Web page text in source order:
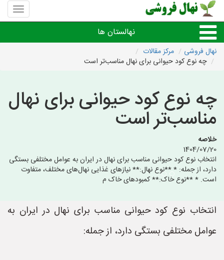
منوی
سایت
فروشی
نهالستان ها
نهال های مثمر،میوه
نهال های زینتی،غیرمثمر
نهال های کمیاب،خاص
نهالستان های شهرها
نهال فروشی
مرکز مقالات
چه نوع کود حیوانی برای نهال مناسب‌تر است
چه نوع کود حیوانی برای نهال
مناسب‌تر است
خلاصه
1404/07/20
انتخاب نوع کود حیوانی مناسب برای نهال در ایران به عوامل مختلفی بستگی
دارد، از جمله: * **نوع نهال:** نیازهای غذایی نهال‌های مختلف، متفاوت
است. * **نوع خاک:** کمبودهای خاک م
انتخاب نوع کود حیوانی مناسب برای نهال در ایران به
عوامل مختلفی بستگی دارد، از جمله: